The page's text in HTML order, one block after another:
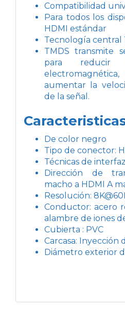
Compatibilidad
Para todos los
HDMI estándar
Tecnología central
TMDS transmite
para reducir
aumentar la
de la señal.
De color negro
Tipo de conector:
Técnicas de
Dirección de
macho a HDMI A
Resolución:
Conductor: acero
alambre de iones
Cubierta : PVC
Carcasa: Inyección
Diámetro exterior